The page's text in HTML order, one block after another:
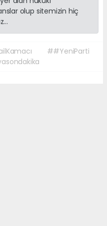
olup sitemizin hiç
##YeniParti